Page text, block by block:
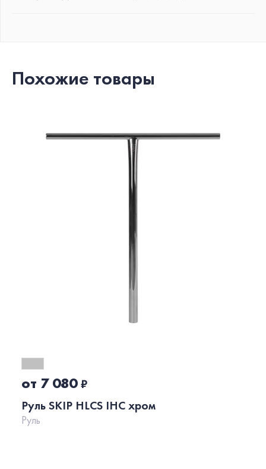
Похожие товары
от 7 080₽
Руль SKIP HLCS IHC хром
Руль